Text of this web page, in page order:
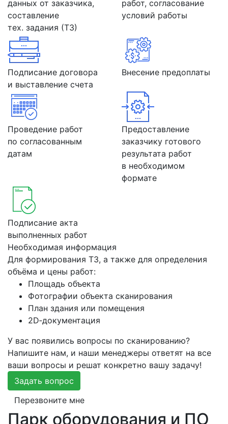
данных от заказчика,
составление
тех. задания (ТЗ)
работ, согласование
условий работы
Подписание договора
и выставление счета
Внесение предоплаты
Проведение работ
по согласованным
датам
Предоставление
заказчику готового
результата работ
в необходимом
формате
Подписание акта
выполненных работ
Необходимая информация
Для формирования ТЗ, а также для определения
объёма и цены работ:
Площадь объекта
Фотографии объекта сканирования
План здания или помещения
2D‑документация
У вас появились вопросы по сканированию?
Напишите нам, и наши менеджеры ответят на все
ваши вопросы и решат конкретно вашу задачу!
Задать вопрос
Перезвоните мне
Парк оборудования и ПО